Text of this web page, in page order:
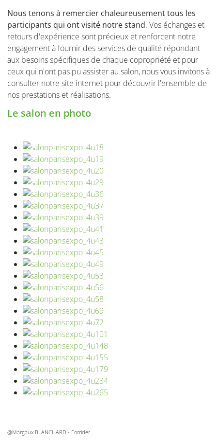
Nous tenons à remercier chaleureusement tous les
participants qui ont visité notre stand. Vos échanges et
retours d'expérience sont précieux et renforcent notre
engagement à fournir des services de qualité répondant
aux besoins spécifiques de chaque copropriété et pour
ceux qui n'ont pas pu assister au salon, nous vous invitons à
consulter notre site internet pour découvrir l'ensemble de
nos prestations et réalisations.
Le salon en photo
@Margaux BLANCHARD - Forrider